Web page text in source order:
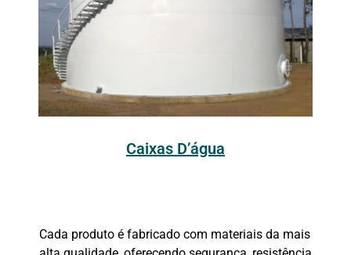
Caixas D’água
Cada produto é fabricado com materiais da mais